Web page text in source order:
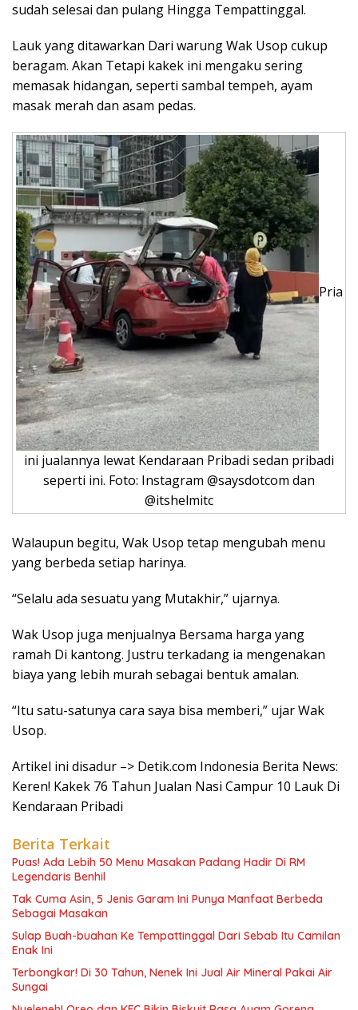
sudah selesai dan pulang Hingga Tempattinggal.
Lauk yang ditawarkan Dari warung Wak Usop cukup
beragam. Akan Tetapi kakek ini mengaku sering
memasak hidangan, seperti sambal tempeh, ayam
masak merah dan asam pedas.
Pria
ini jualannya lewat Kendaraan Pribadi sedan pribadi
seperti ini. Foto: Instagram @saysdotcom dan
@itshelmitc
Walaupun begitu, Wak Usop tetap mengubah menu
yang berbeda setiap harinya.
“Selalu ada sesuatu yang Mutakhir,” ujarnya.
Wak Usop juga menjualnya Bersama harga yang
ramah Di kantong. Justru terkadang ia mengenakan
biaya yang lebih murah sebagai bentuk amalan.
“Itu satu-satunya cara saya bisa memberi,” ujar Wak
Usop.
Artikel ini disadur –> Detik.com Indonesia Berita News:
Keren! Kakek 76 Tahun Jualan Nasi Campur 10 Lauk Di
Kendaraan Pribadi
Berita Terkait
Puas! Ada Lebih 50 Menu Masakan Padang Hadir Di RM
Legendaris Benhil
Tak Cuma Asin, 5 Jenis Garam Ini Punya Manfaat Berbeda
Sebagai Masakan
Sulap Buah-buahan Ke Tempattinggal Dari Sebab Itu Camilan
Enak Ini
Terbongkar! Di 30 Tahun, Nenek Ini Jual Air Mineral Pakai Air
Sungai